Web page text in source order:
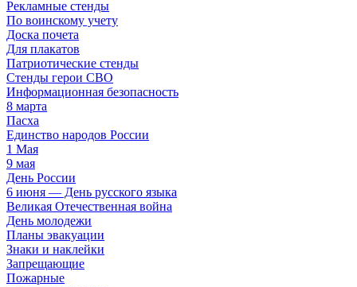
Рекламные стенды
По воинскому учету
Доска почета
Для плакатов
Патриотические стенды
Стенды герои СВО
Информационная безопасность
8 марта
Пасха
Единство народов России
1 Мая
9 мая
День России
6 июня — День русского языка
Великая Отечественная война
День молодежи
Планы эвакуации
Знаки и наклейки
Запрещающие
Пожарные